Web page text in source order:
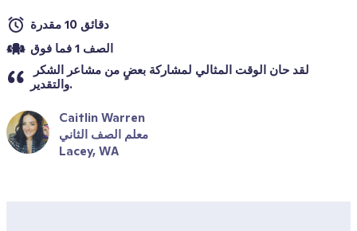
دقائق 10 مقدرة
الصف 1 فما فوق
والتقدير.
Caitlin Warren
معلم الصف الثاني
Lacey, WA